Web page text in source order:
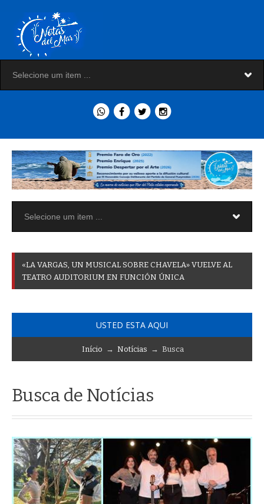
«LA VARGAS UN MUSICAL SOBRE CHAVELA» VUELVE AL
TEATRO AUDITORIUM EN FUNCIÓN ÚNICA
USTED ESTA AQUI
Início → Notícias → Busca
Busca de Notícias